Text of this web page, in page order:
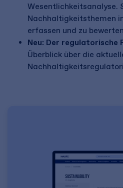
Wesentlichkeitsanalyse.
Nachhaltigkeitsthemen
erfassen und zu
Neu: Der regulatorische
Überblick über die